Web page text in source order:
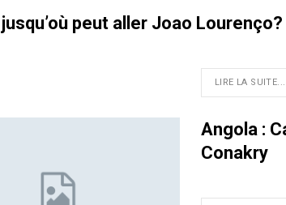
peut aller Joao Lourenço?
LIRE LA SUITE...
Angola :
Conakry